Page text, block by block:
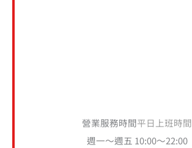
營業服務時間平日上班時間
週一～週五 10:00～22:00